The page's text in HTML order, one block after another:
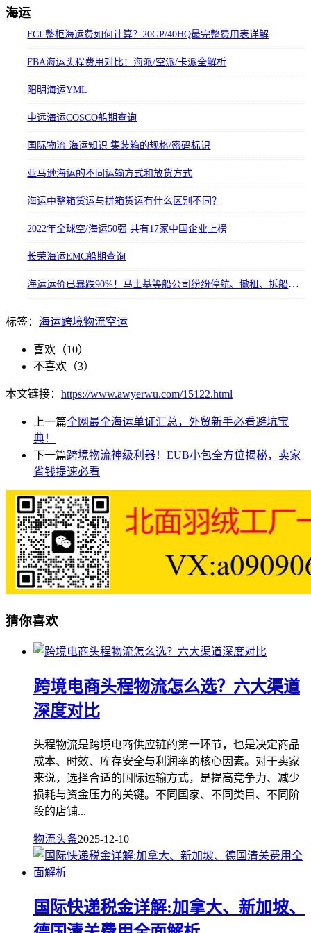
海运
FCL整柜海运费如何计算？20GP/40HQ最完整费用表详解
FBA海运头程费用对比：海派/空派/卡派全解析
阳明海运YML
中远海运COSCO船期查询
国际物流 海运知识 集装箱的规格/密码标识
亚马逊海运的不同运输方式和放货方式
海运中整箱货运与拼箱货运有什么区别不同？
2022年全球空/海运50强 共有17家中国企业上榜
长荣海运EMC船期查询
海运运价已暴跌90%！马士基等船公司纷纷停航、撤租、拆船，专家预测2023价格战全面开打
标签： 海运跨境物流空运
喜欢（10）
不喜欢（3）
本文链接： https://www.awyerwu.com/15122.html
上一篇全网最全海运单证汇总，外贸新手必看避坑宝
典！
下一篇跨境物流神级利器！EUB小包全方位揭秘，卖家
省钱提速必看
猜你喜欢
跨境电商头程物流怎么选？六大渠道
深度对比
头程物流是跨境电商供应链的第一环节，也是决定商品
成本、时效、库存安全与利润率的核心因素。对于卖家
来说，选择合适的国际运输方式，是提高竞争力、减少
损耗与资金压力的关键。不同国家、不同类目、不同阶
段的店铺...
物流头条2025-12-10
国际快递税金详解:加拿大、新加坡、